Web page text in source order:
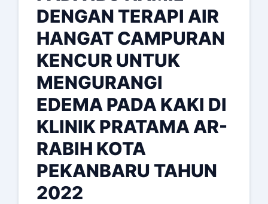
DENGAN TERAPI AIR
HANGAT CAMPURAN
KENCUR UNTUK
MENGURANGI
EDEMA PADA KAKI DI
KLINIK PRATAMA AR-
RABIH KOTA
PEKANBARU TAHUN
2022